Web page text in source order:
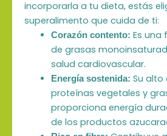
incorporarla a tu dieta, estás
superalimento que cuida de ti:
Corazón contento: Es una
de grasas
salud cardiovascular.
Energía sostenida: Su alto
proteínas vegetales y
proporciona energía
de los productos